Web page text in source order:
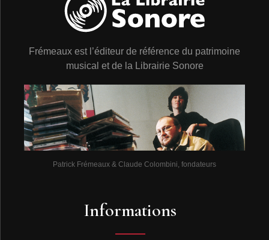
Frémeaux est l’éditeur de référence du patrimoine
musical et de la Librairie Sonore
Patrick Frémeaux & Claude Colombini, fondateurs
Informations